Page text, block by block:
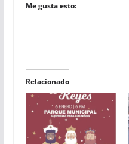
Me gusta esto:
Relacionado